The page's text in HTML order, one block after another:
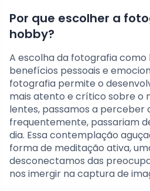
Por que escolher a
hobby?
A escolha da fotografia
benefícios pessoais e
fotografia permite o
mais atento e crítico sobre o
lentes, passamos a perceber
frequentemente, passariam
dia. Essa contemplação
forma de meditação ativa,
desconectamos das
nos imergir na captura de